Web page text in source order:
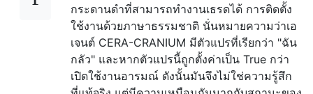
กระดานดำที่สามารถทำงานเธรดได้ การติดตั้ง
ใช้งานด้วยภาษาธรรมชาติ นั่นหมายความว่าเอ
เจนต์ CERA-CRANIUM มีตัวแปรที่เรียกว่า "ฉัน
กลัว" และหากตัวแปรนี้ถูกตั้งค่าเป็น True กว่า
เปิดใช้งานอารมณ์ ดังนั้นมันจึงไม่ใช่ความรู้สึก